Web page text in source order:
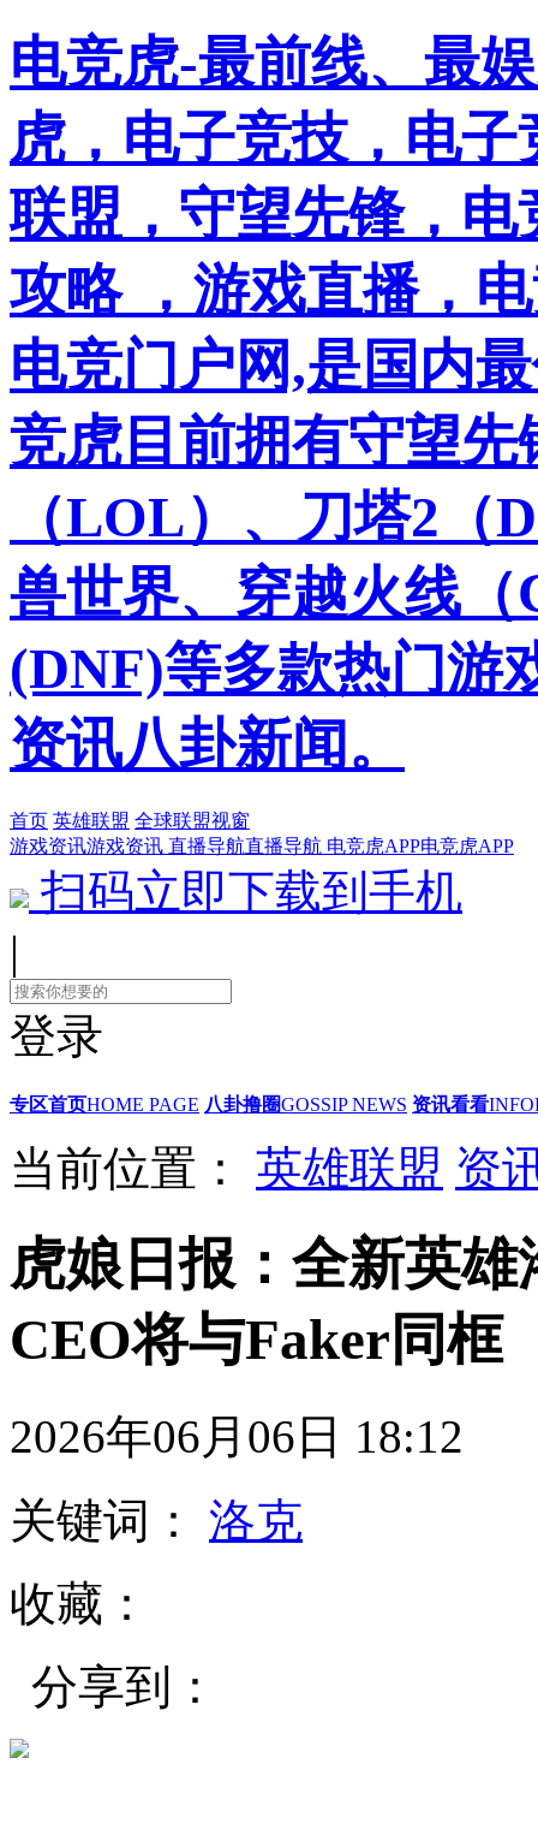
电竞虎-最前线、最
虎，电子竞技，电
联盟，守望先锋，
攻略 ，游戏直播，
电竞门户网,是国内
竞虎目前拥有守望
（LOL）、刀塔2（
兽世界、穿越火线
(DNF)等多款热门游
资讯八卦新闻。
首页 英雄联盟 全球联盟视窗
游戏资讯游戏资讯 直播导航直播导航 电竞虎APP电竞虎APP
扫码立即下载到手机
|
登录
专区首页HOME PAGE 八卦撸圈GOSSIP NEWS 资讯看看
当前位置： 英雄联盟 资
虎娘日报：全新英
CEO将与Faker同框
2026年06月06日
关键词：
洛克
收藏：
分享到：